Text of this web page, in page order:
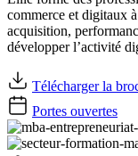
commerce et digitaux
acquisition,
développer l’activité
Télécharger la
Portes ouvertes